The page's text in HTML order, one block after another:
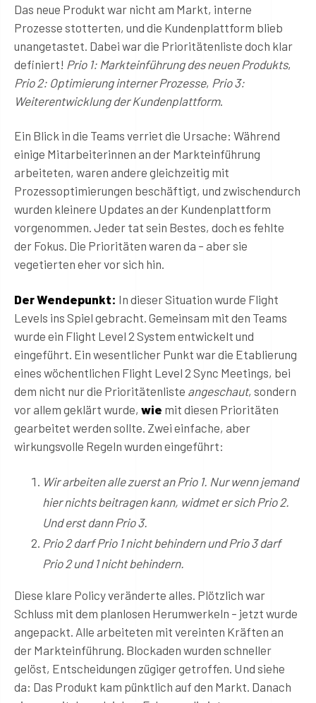
Das neue Produkt war nicht am Markt, interne
Prozesse stotterten, und die Kundenplattform blieb
unangetastet. Dabei war die Prioritätenliste doch klar
definiert! Prio 1: Markteinführung des neuen Produkts,
Prio 2: Optimierung interner Prozesse, Prio 3:
Weiterentwicklung der Kundenplattform.
Ein Blick in die Teams verriet die Ursache: Während
einige Mitarbeiterinnen an der Markteinführung
arbeiteten, waren andere gleichzeitig mit
Prozessoptimierungen beschäftigt, und zwischendurch
wurden kleinere Updates an der Kundenplattform
vorgenommen. Jeder tat sein Bestes, doch es fehlte
der Fokus. Die Prioritäten waren da – aber sie
vegetierten eher vor sich hin.
Der Wendepunkt: In dieser Situation wurde Flight
Levels ins Spiel gebracht. Gemeinsam mit den Teams
wurde ein Flight Level 2 System entwickelt und
eingeführt. Ein wesentlicher Punkt war die Etablierung
eines wöchentlichen Flight Level 2 Sync Meetings, bei
dem nicht nur die Prioritätenliste angeschaut, sondern
vor allem geklärt wurde, wie mit diesen Prioritäten
gearbeitet werden sollte. Zwei einfache, aber
wirkungsvolle Regeln wurden eingeführt:
Wir arbeiten alle zuerst an Prio 1. Nur wenn jemand
hier nichts beitragen kann, widmet er sich Prio 2.
Und erst dann Prio 3.
Prio 2 darf Prio 1 nicht behindern und Prio 3 darf
Prio 2 und 1 nicht behindern.
Diese klare Policy veränderte alles. Plötzlich war
Schluss mit dem planlosen Herumwerkeln – jetzt wurde
angepackt. Alle arbeiteten mit vereinten Kräften an
der Markteinführung. Blockaden wurden schneller
gelöst, Entscheidungen zügiger getroffen. Und siehe
da: Das Produkt kam pünktlich auf den Markt. Danach